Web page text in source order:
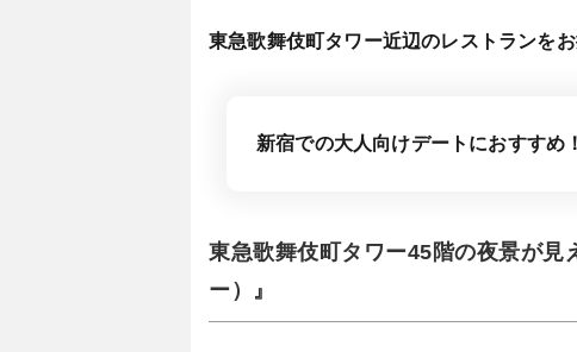
東急歌舞伎町タワー近辺のレストランを
新宿での大人向けデートにおすすめ
東急歌舞伎町タワー45階の夜景が
ー）』